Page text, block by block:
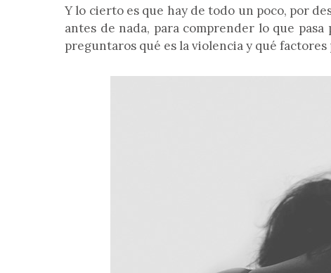
Y lo cierto es que hay de todo un poco, por
antes de nada, para comprender lo que
preguntaros qué es la violencia y qué